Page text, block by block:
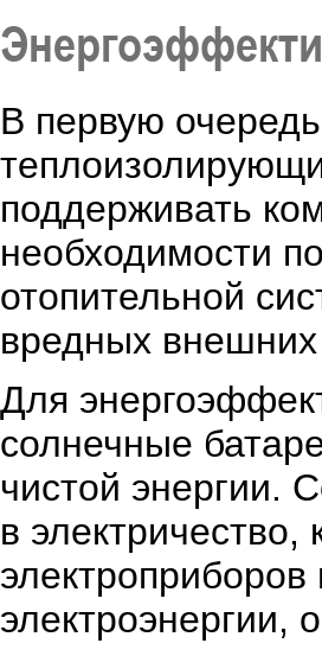
В первую
поддерживать
необходимости
отопительной
вредных внешних
Для
солнечные
чистой энергии.
в
электроэнергии,